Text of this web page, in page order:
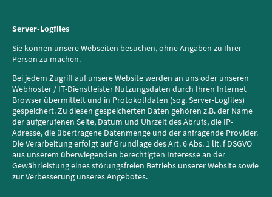
Server-Logfiles
Sie können unsere Webseiten besuchen, ohne Angaben zu Ihrer
Person zu machen.
Bei jedem Zugriff auf unsere Website werden an uns oder unseren
Webhoster / IT-Dienstleister Nutzungsdaten durch Ihren Internet
Browser übermittelt und in Protokolldaten (sog. Server-Logfiles)
gespeichert. Zu diesen gespeicherten Daten gehören z.B. der Name
der aufgerufenen Seite, Datum und Uhrzeit des Abrufs, die IP-
Adresse, die übertragene Datenmenge und der anfragende Provider.
Die Verarbeitung erfolgt auf Grundlage des Art. 6 Abs. 1 lit. f DSGVO
aus unserem überwiegenden berechtigten Interesse an der
Gewährleistung eines störungsfreien Betriebs unserer Website sowie
zur Verbesserung unseres Angebotes.